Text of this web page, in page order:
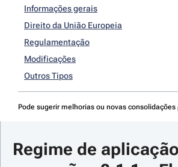
Informações gerais
Direito da União Europeia
Regulamentação
Modificações
Outros Tipos
Pode sugerir melhorias ou novas consolidações
Regime de